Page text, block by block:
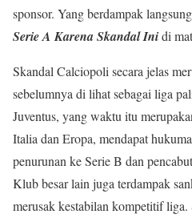
sponsor. Yang berdampak
Serie A Karena Skandal Inidi
Skandal Calciopoli secara jelas
sebelumnya di lihat sebagai liga
Juventus, yang waktu itu
Italia dan Eropa, mendapat
penurunan ke Serie B dan
Klub besar lain juga terdampak
merusak kestabilan kompetitif